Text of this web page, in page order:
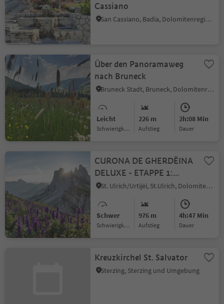
Cassiano
San Cassiano, Badia, Dolomitenregion Alta Badia
Über den Panoramaweg
nach Bruneck
Bruneck Stadt, Bruneck, Dolomitenregion Kronplatz
Leicht
Schwierigkeitsgrad
226 m
Aufstieg
2h:08 Min
Dauer
CURONA DE GHERDËINA
DELUXE - ETAPPE 1:
Raschötz - Col Raiser -
St. Ulrich/Urtijëi, St.Ulrich, Dolomitenregion Gröden
Schwer
Schwierigkeitsgrad
976 m
Aufstieg
4h:47 Min
Dauer
Kreuzkirchel St. Salvator
Sterzing, Sterzing und Umgebung